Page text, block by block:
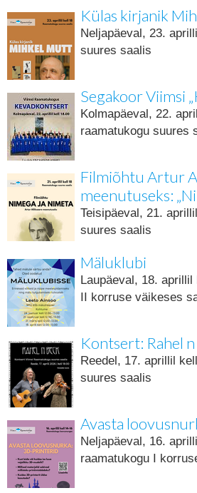
Külas kirjanik
Neljapäeval, 23.
suures saalis
Segakoor Viimsi
Kolmapäeval, 22.
raamatukogu suures
Filmiõhtu Artur
meenutuseks:
Teisipäeval, 21.
suures saalis
Mäluklubi
Laupäeval, 18.
II korruse väikeses
Kontsert: Rahel
Reedel, 17. aprillil
suures saalis
Avasta
Neljapäeval, 16.
raamatukogu I